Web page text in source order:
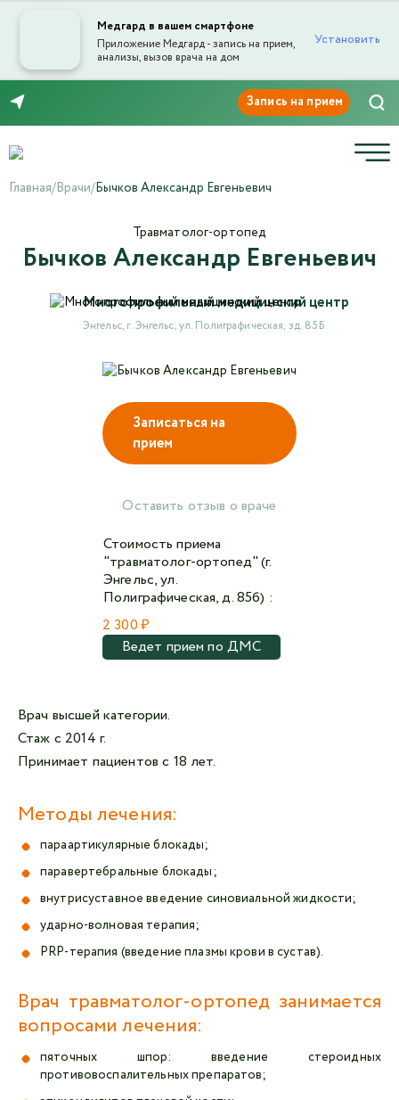
Медгард в вашем смартфоне
Приложение Медгард - запись на прием,
анализы, вызов врача на дом
Установить
Главная/Врачи/Бычков Александр Евгеньевич
Записаться на
прием
Оставить отзыв о враче
Стоимость приема
"травматолог-ортопед" (г.
Энгельс, ул.
Полиграфическая, д. 85б) :
2 300 ₽
Ведет прием по ДМС
Бычков Александр Евгеньевич
Многопрофильный медицинский центр
Энгельс, г. Энгельс, ул. Полиграфическая, зд. 85Б
Травматолог-ортопед
Врач высшей категории.
Стаж с 2014 г.
Принимает пациентов с 18 лет.
Методы лечения:
параартикулярные блокады;
паравертебральные блокады;
внутрисуставное введение синовиальной жидкости;
ударно-волновая терапия;
PRP-терапия (введение плазмы крови в сустав).
Врач травматолог-ортопед занимается
вопросами лечения:
пяточных шпор: введение стероидных
противовоспалительных препаратов;
Отправка отзыва
Текст отзыва*
Ваша оценка
Авторизоваться в личном кабинете
или войти через VK ID с использованием данных
из сервиса
Я не
Отправляя данную форму,
обработку персональных данных СМК «Медгард»